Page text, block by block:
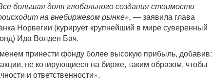
большая доля глобального создания стоимости
на внебиржевом рынке», — заявила глава
Норвегии (курирует крупнейший в мире суверенный
Ида Волден Бач.
принести фонду более высокую прибыль, добавив:
не котирующиеся на бирже, таким образом, чтобы
и ответственности».